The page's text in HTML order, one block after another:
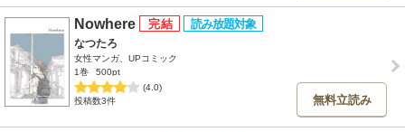
Nowhere
なつたろ
女性マンガ、UPコミック
1巻
500pt
(4.0)
投稿数3件
無料立読み